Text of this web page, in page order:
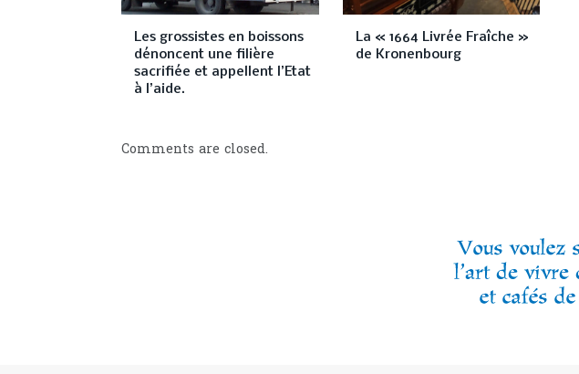
Les grossistes en boissons
dénoncent une filière
sacrifiée et appellent l’Etat
à l’aide.
La « 1664 Livrée Fraîche »
de Kronenbourg
Comments are closed.